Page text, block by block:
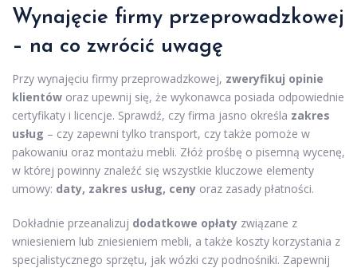
Wynajęcie firmy przeprowadzkowej
– na co zwrócić uwagę
Przy wynajęciu firmy przeprowadzkowej, zweryfikuj opinie
klientów oraz upewnij się, że wykonawca posiada odpowiednie
certyfikaty i licencje. Sprawdź, czy firma jasno określa zakres
usług – czy zapewni tylko transport, czy także pomoże w
pakowaniu oraz montażu mebli. Złóż prośbę o pisemną wycenę,
w której powinny znaleźć się wszystkie kluczowe elementy
umowy: daty, zakres usług, ceny oraz zasady płatności.
Dokładnie przeanalizuj dodatkowe opłaty związane z
wniesieniem lub zniesieniem mebli, a także koszty korzystania z
specjalistycznego sprzętu, jak wózki czy podnośniki. Zapewnij